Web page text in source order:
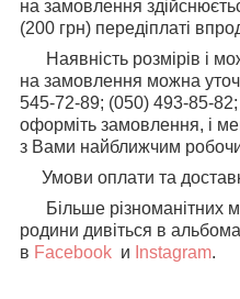
на замовлення
(200 грн) передіплаті
Наявність розмірів і
на замовлення можна
545-72-89; (050) 493-85-
оформіть замовлення, і
з Вами найближчим
Умови оплати та
Більше різноманітних
родини дивіться в
в Facebook и Instagram.